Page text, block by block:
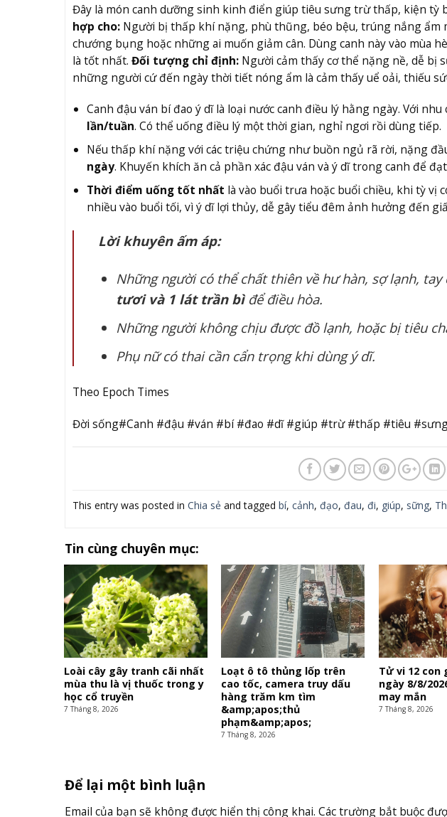
Đây là món canh dưỡng sinh kinh điển giúp tiêu sưng trừ thấp, kiện tỳ
hợp cho:Người bị thấp khí nặng, phù thũng, béo bệu, trúng nắng ẩm
chướng bụng hoặc những ai muốn giảm cân. Dùng canh này vào mùa
là tốt nhất. Đối tượng chỉ định:Người cảm thấy cơ thể nặng nề, dễ bị
những người cứ đến ngày thời tiết nóng ẩm là cảm thấy uể oải, thiếu
Canh đậu ván bí đao ý dĩ là loại nước canh điều lý hằng ngày. Với
lần/tuần. Có thể uống điều lý một thời gian, nghỉ ngơi rồi dùng tiếp.
Nếu thấp khí nặng với các triệu chứng như buồn ngủ rã rời, nặng
ngày. Khuyến khích ăn cả phần xác đậu ván và ý dĩ trong canh để
Thời điểm uống tốt nhất là vào buổi trưa hoặc buổi chiều, khi tỳ vị
nhiều vào buổi tối, vì ý dĩ lợi thủy, dễ gây tiểu đêm ảnh hưởng đến
Lời khuyên ấm áp:
Những người có thể chất thiên về hư hàn, sợ lạnh,
tươi và 1 lát trần bìđể điều hòa.
Những người không chịu được đồ lạnh, hoặc bị tiêu
Phụ nữ có thai cần cẩn trọng khi dùng ý dĩ.
Theo Epoch Times
Đời sống#Canh #đậu #ván #bí #đao #dĩ #giúp #trừ #thấp #tiêu
This entry was posted in Chia sẻ and tagged bí, cảnh, đạo, đau, đi, giúp, sững,
Tin cùng chuyên mục:
Loài cây gây tranh cãi nhất
mùa thu là vị thuốc trong y
học cổ truyền
7 Tháng 8, 2026
Loạt ô tô thủng lốp trên
cao tốc, camera truy dấu
hàng trăm km tìm
&amp;apos;thủ
phạm&amp;apos;
7 Tháng 8, 2026
Tử vi 12 con
ngày 8/8/
may mắn
7 Tháng 8, 2026
Để lại một bình luận
Email của bạn sẽ không được hiển thị công khai. Các trường bắt buộc